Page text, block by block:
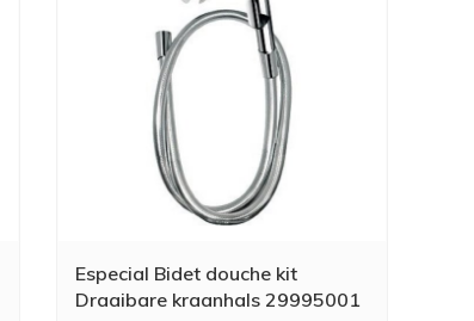
Especial Bidet douche kit
Draaibare kraanhals 29995001